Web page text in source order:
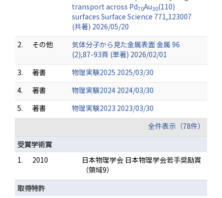
transport across Pd70Au30(110)
surfaces Surface Science 771,123007
(共著) 2026/05/20
2.
その他
気体分子から見た金属表面 金属 96
(2),87-93頁 (単著) 2026/02/01
3.
著書
物理実験2025 2025/03/30
4.
著書
物理実験2024 2024/03/30
5.
著書
物理実験2023 2023/03/30
全件表示（78件）
受賞学術賞
1.
2010
日本物理学会 日本物理学会若手奨励賞
（領域9）
取得特許